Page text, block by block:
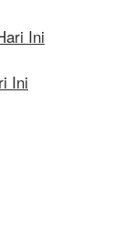
Ini
Ini